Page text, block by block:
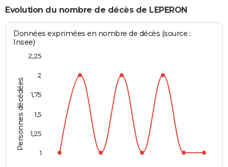
Evolution du nombre de décès de LEPERON
Personnes décédées
Données exprimées en nombre de décès (source :
Insee)
1
1,25
1,5
1,75
2
2,25